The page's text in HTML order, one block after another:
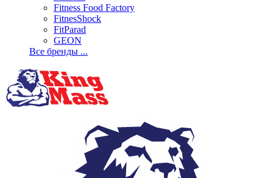
Fitness Food Factory
FitnesShock
FitParad
GEON
Все бренды ...